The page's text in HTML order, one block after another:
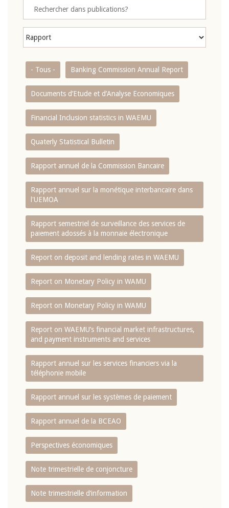
- Tous - Banking Commission Annual Report
Documents d’Etude et d’Analyse Economiques
Financial Inclusion statistics in WAEMU
Quaterly Statistical Bulletin
Rapport annuel de la Commission Bancaire
Rapport annuel sur la monétique interbancaire dans
l'UEMOA
Rapport semestriel de surveillance des services de
paiement adossés à la monnaie électronique
Report on deposit and lending rates in WAEMU
Report on Monetary Policy in WAMU
Report on Monetary Policy in WAMU
Report on WAEMU’s financial market infrastructures,
and payment instruments and services
Rapport annuel sur les services financiers via la
téléphonie mobile
Rapport annuel sur les systèmes de paiement
Rapport annuel de la BCEAO
Perspectives économiques
Note trimestrielle de conjoncture
Note trimestrielle d‘information